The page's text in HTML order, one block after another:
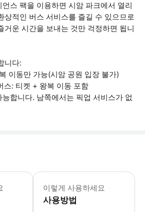
스 팩을 이용하면 시암 파크에서 열리
상적인 버스 서비스를 즐길 수 있으므로
거운 시간을 보내는 것만 걱정하면 됩니
니다:
이동만 가능(시암 공원 입장 불가)
스: 티켓 + 왕복 이동 포함
합니다. 남쪽에서는 픽업 서비스가 없
액티비티 전날, 왓츠앱이나 이메일을
이렇게 사용하세요
사용방법